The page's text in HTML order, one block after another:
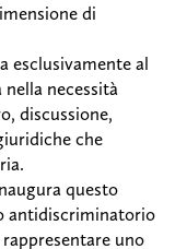
di
esclusivamente al
necessità
discussione,
che
questo
antidiscriminatorio
uno